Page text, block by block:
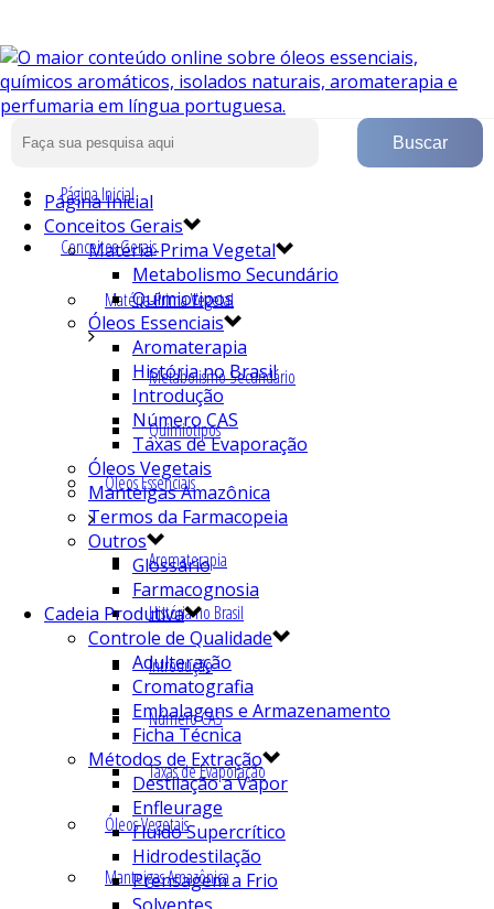
Página Inicial
Conceitos Gerais
Matéria-Prima Vegetal
Metabolismo Secundário
Quimiotipos
Óleos Essenciais
Aromaterapia
História no Brasil
Introdução
Número CAS
Taxas de Evaporação
Óleos Vegetais
Manteigas Amazônica
Página Inicial
Conceitos Gerais
Matéria-Prima Vegetal
Metabolismo Secundário
Quimiotipos
Óleos Essenciais
Aromaterapia
História no Brasil
Introdução
Número CAS
Taxas de Evaporação
Óleos Vegetais
Manteigas Amazônica
Termos da Farmacopeia
Outros
Glossário
Farmacognosia
Cadeia Produtiva
Controle de Qualidade
Adulteração
Cromatografia
Embalagens e Armazenamento
Ficha Técnica
Métodos de Extração
Destilação a Vapor
Enfleurage
Fluído Supercrítico
Hidrodestilação
Prensagem a Frio